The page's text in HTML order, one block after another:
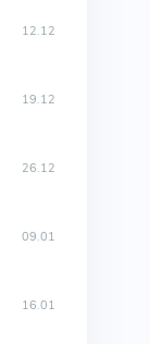
12.12
19.12
26.12
09.01
16.01